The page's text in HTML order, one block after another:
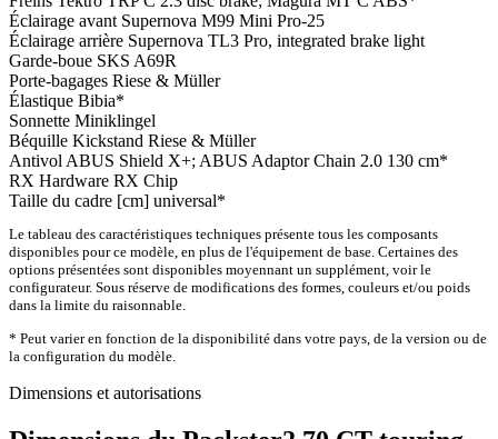
Éclairage avant Supernova M99 Mini Pro-25
Éclairage arrière Supernova TL3 Pro, integrated brake light
Garde-boue SKS A69R
Porte-bagages Riese & Müller
Élastique Bibia*
Sonnette Miniklingel
Béquille Kickstand Riese & Müller
Antivol ABUS Shield X+; ABUS Adaptor Chain 2.0 130 cm*
RX Hardware RX Chip
Taille du cadre [cm] universal*
Le tableau des caractéristiques techniques présente tous les composants
disponibles pour ce modèle, en plus de l'équipement de base. Certaines des
options présentées sont disponibles moyennant un supplément, voir le
configurateur. Sous réserve de modifications des formes, couleurs et/ou poids
dans la limite du raisonnable.
* Peut varier en fonction de la disponibilité dans votre pays, de la version ou de
la configuration du modèle.
Dimensions et autorisations